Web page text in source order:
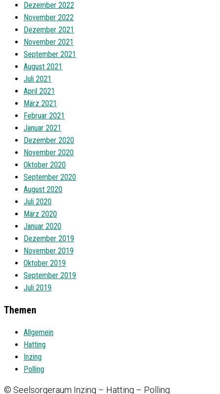
Dezember 2022
November 2022
Dezember 2021
November 2021
September 2021
August 2021
Juli 2021
April 2021
März 2021
Februar 2021
Januar 2021
Dezember 2020
November 2020
Oktober 2020
September 2020
August 2020
Juli 2020
März 2020
Januar 2020
Dezember 2019
November 2019
Oktober 2019
September 2019
Juli 2019
Themen
Allgemein
Hatting
Inzing
Polling
© Seelsorgeraum Inzing – Hatting – Polling